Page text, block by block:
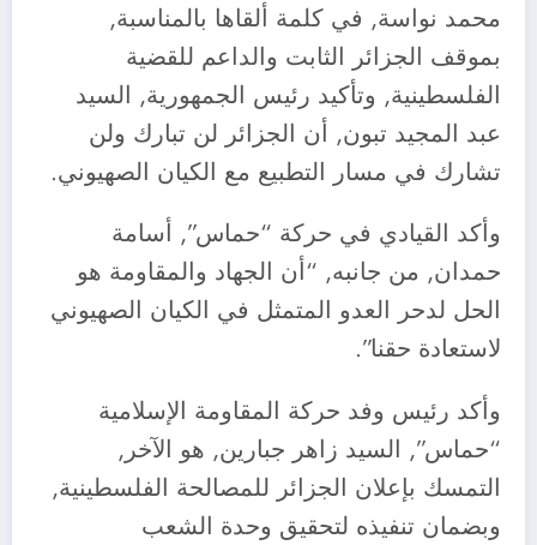
محمد نواسة, في كلمة ألقاها بالمناسبة,
بموقف الجزائر الثابت والداعم للقضية
الفلسطينية, وتأكيد رئيس الجمهورية, السيد
عبد المجيد تبون, أن الجزائر لن تبارك ولن
تشارك في مسار التطبيع مع الكيان الصهيوني.
وأكد القيادي في حركة “حماس”, أسامة
حمدان, من جانبه, “أن الجهاد والمقاومة هو
الحل لدحر العدو المتمثل في الكيان الصهيوني
لاستعادة حقنا”.
وأكد رئيس وفد حركة المقاومة الإسلامية
“حماس”, السيد زاهر جبارين, هو الآخر,
التمسك بإعلان الجزائر للمصالحة الفلسطينية,
وبضمان تنفيذه لتحقيق وحدة الشعب